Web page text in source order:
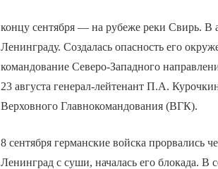
концу сентября — на рубеже реки Свирь. В
Ленинграду. Создалась опасность его
командование Северо-Западного
23 августа генерал-лейтенант П.А.
Верховного Главнокомандования (ВГК).
8 сентября германские войска прорвались
Ленинград с суши, началась его блокада.